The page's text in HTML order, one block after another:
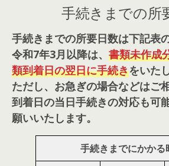
手続きまでの所
手続きまでの所要日数は下記表
令和7年3月以降は、 書類未作成
類到着日の翌日に手続きをいた
ただし、お急ぎの場合などはご
到着日の当日手続きの対応も可
願いいたします。
手続きまでにかかる